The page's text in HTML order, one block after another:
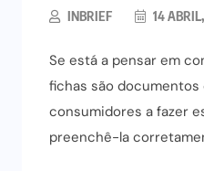
INBRIEF 14
Se está a pensar em
fichas são
consumidores a fazer
preenchê-la